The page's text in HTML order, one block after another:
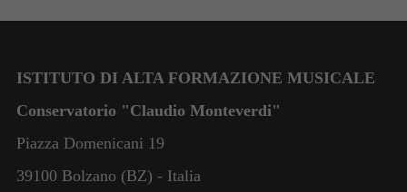
ISTITUTO DI ALTA FORMAZIONE MUSICALE
Conservatorio "Claudio Monteverdi"
Piazza Domenicani 19
39100 Bolzano (BZ) - Italia